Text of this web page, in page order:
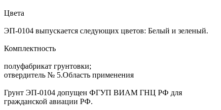
Цвета
ЭП-0104 выпускается следующих цветов: Белый и зеленый.
Комплектность
полуфабрикат грунтовки;
отвердитель № 5.Область применения
Грунт ЭП-0104 допущен ФГУП ВИАМ ГНЦ РФ для
гражданской авиации РФ.